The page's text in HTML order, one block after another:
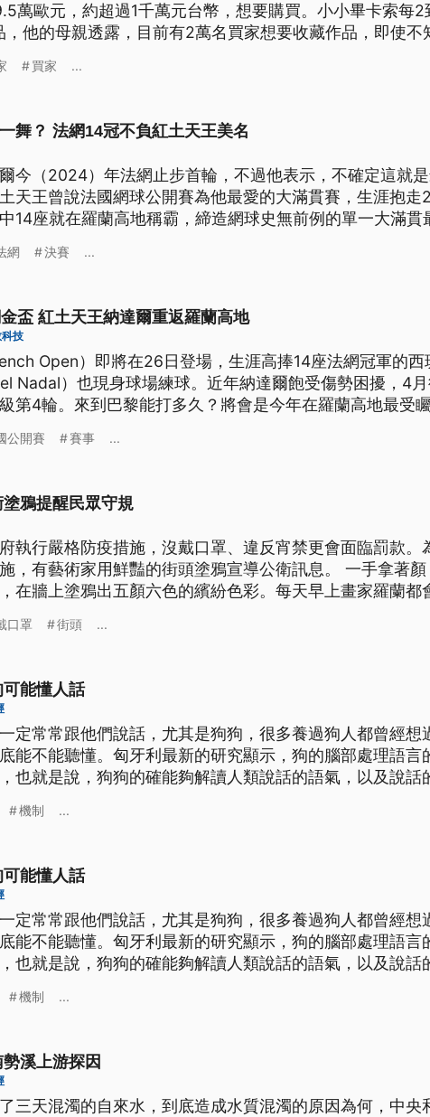
萬歐元，約超過1千萬元台幣，想要購買。小小畢卡索每2
，他的母親透露，目前有2萬名買家想要收藏作品，即使不
買家 ...
舞？ 法網14冠不負紅土天王美名
爾今（2024）年法網止步首輪，不過他表示，不確定這就
天王曾說法國網球公開賽為他最愛的大滿貫賽，生涯抱走
14座就在羅蘭高地稱霸，締造網球史無前例的單一大滿貫
網 決賽 ...
盃 紅土天王納達爾重返羅蘭高地
技
Open）即將在26日登場，生涯高捧14座法網冠軍的西
Nadal）也現身球場練球。近年納達爾飽受傷勢困擾，4月
第4輪。來到巴黎能打多久？將會是今年在羅蘭高地最受
公開賽 賽事 ...
鴉提醒民眾守規
執行嚴格防疫措施，沒戴口罩、違反宵禁更會面臨罰款。
，有藝術家用鮮豔的街頭塗鴉宣導公衛訊息。 一手拿著顏
在牆上塗鴉出五顏六色的繽紛色彩。每天早上畫家羅蘭都
表示：「我的作品是遏止新冠病毒的方法之一，告訴大家戴
口罩 街頭 ...
能懂人話
定常常跟他們說話，尤其是狗狗，很多養過狗人都曾經想
能不能聽懂。匈牙利最新的研究顯示，狗的腦部處理語言
也就是說，狗狗的確能夠解讀人類說話的語氣，以及說話
匈牙利布達佩斯羅蘭大學所做的研究顯示，狗狗大腦左右
機制 ...
能懂人話
定常常跟他們說話，尤其是狗狗，很多養過狗人都曾經想
能不能聽懂。匈牙利最新的研究顯示，狗的腦部處理語言
也就是說，狗狗的確能夠解讀人類說話的語氣，以及說話
匈牙利布達佩斯羅蘭大學所做的研究顯示，狗狗大腦左右
機制 ...
溪上游探因
三天混濁的自來水，到底造成水質混濁的原因為何，中央